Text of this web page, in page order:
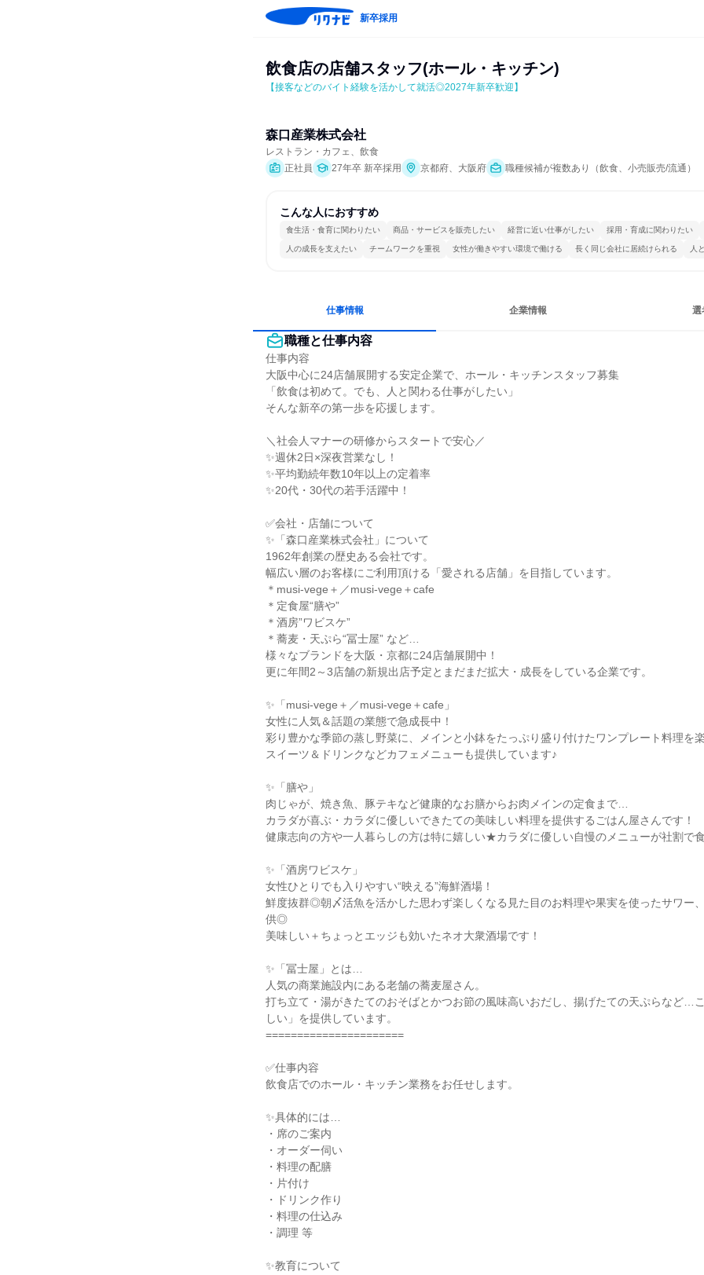
新卒採用
飲食店の店舗スタッフ(ホール・キッチン)
【接客などのバイト経験を活かして就活◎2027年新卒歓迎】
森口産業株式会社
レストラン・カフェ、飲食
正社員
27年卒 新卒採用 京都府、大阪府 職種候補が複数あり（飲食、小売販売/流通）
こんな人におすすめ
食生活・食育に関わりたい 商品・サービスを販売したい 経営に近い仕事がしたい 採用・育成に関わりたい
人の成長を支えたい チームワークを重視 女性が働きやすい環境で働ける 長く同じ会社に居続けられる 人
仕事情報 企業情報 選
職種と仕事内容
仕事内容
大阪中心に24店舗展開する安定企業で、ホール・キッチンスタッフ募集
「飲食は初めて。でも、人と関わる仕事がしたい」
そんな新卒の第一歩を応援します。
＼社会人マナーの研修からスタートで安心／
✨週休2日×深夜営業なし！
✨平均勤続年数10年以上の定着率
✨20代・30代の若手活躍中！
✅会社・店舗について
✨「森口産業株式会社」について
1962年創業の歴史ある会社です。
幅広い層のお客様にご利用頂ける「愛される店舗」を目指しています。
＊musi-vege＋／musi-vege＋cafe
＊定食屋“膳や”
＊酒房”ワビスケ”
＊蕎麦・天ぷら“冨士屋” など…
様々なブランドを大阪・京都に24店舗展開中！
更に年間2～3店舗の新規出店予定とまだまだ拡大・成長をしている企業です。
✨「musi-vege＋／musi-vege＋cafe」
女性に人気＆話題の業態で急成長中！
彩り豊かな季節の蒸し野菜に、メインと小鉢をたっぷり盛り付けたワンプレート料理を
スイーツ＆ドリンクなどカフェメニューも提供しています♪
✨「膳や」
肉じゃが、焼き魚、豚テキなど健康的なお膳からお肉メインの定食まで…
カラダが喜ぶ・カラダに優しいできたての美味しい料理を提供するごはん屋さんです！
健康志向の方や一人暮らしの方は特に嬉しい★カラダに優しい自慢のメニューが社割で
✨「酒房ワビスケ」
女性ひとりでも入りやすい“映える”海鮮酒場！
鮮度抜群◎朝〆活魚を活かした思わず楽しくなる見た目のお料理や果実を使ったサワー
供◎
美味しい＋ちょっとエッジも効いたネオ大衆酒場です！
✨「冨士屋」とは…
人気の商業施設内にある老舗の蕎麦屋さん。
打ち立て・湯がきたてのおそばとかつお節の風味高いおだし、揚げたての天ぷらなど…
しい」を提供しています。
======================
✅仕事内容
飲食店でのホール・キッチン業務をお任せします。
✨具体的には…
・席のご案内
・オーダー伺い
・料理の配膳
・片付け
・ドリンク作り
・料理の仕込み
・調理 等
✨教育について